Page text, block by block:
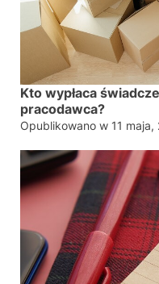
Kto wypłaca
pracodawca?
Opublikowano w 11 maja,